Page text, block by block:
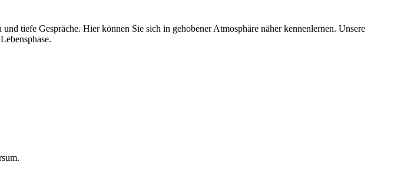
tiefe Gespräche. Hier können Sie sich in gehobener Atmosphäre näher kennenlernen. Unsere